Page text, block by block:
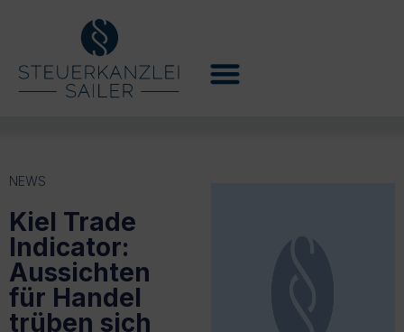
NEWS
Kiel Trade
Indicator:
Aussichten
für Handel
trüben sich